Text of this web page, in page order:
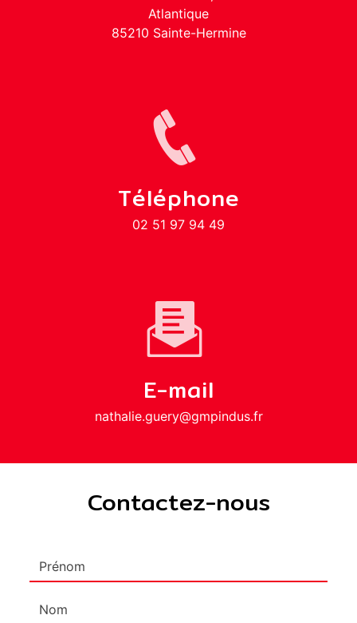
Atlantique
85210 Sainte-Hermine
Téléphone
02 51 97 94 49
E-mail
nathalie.guery@gmpindus.fr
Contactez-nous